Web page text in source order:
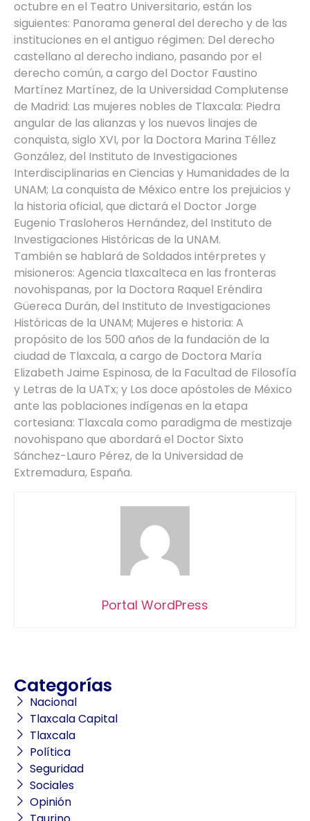
octubre en el Teatro Universitario, están los
siguientes: Panorama general del derecho y de las
instituciones en el antiguo régimen: Del derecho
castellano al derecho indiano, pasando por el
derecho común, a cargo del Doctor Faustino
Martínez Martínez, de la Universidad Complutense
de Madrid: Las mujeres nobles de Tlaxcala: Piedra
angular de las alianzas y los nuevos linajes de
conquista, siglo XVI, por la Doctora Marina Téllez
González, del Instituto de Investigaciones
Interdisciplinarias en Ciencias y Humanidades de la
UNAM; La conquista de México entre los prejuicios y
la historia oficial, que dictará el Doctor Jorge
Eugenio Trasloheros Hernández, del Instituto de
Investigaciones Históricas de la UNAM.
También se hablará de Soldados intérpretes y
misioneros: Agencia tlaxcalteca en las fronteras
novohispanas, por la Doctora Raquel Eréndira
Güereca Durán, del Instituto de Investigaciones
Históricas de la UNAM; Mujeres e historia: A
propósito de los 500 años de la fundación de la
ciudad de Tlaxcala, a cargo de Doctora María
Elizabeth Jaime Espinosa, de la Facultad de Filosofía
y Letras de la UATx; y Los doce apóstoles de México
ante las poblaciones indígenas en la etapa
cortesiana: Tlaxcala como paradigma de mestizaje
novohispano que abordará el Doctor Sixto
Sánchez-Lauro Pérez, de la Universidad de
Extremadura, España.
Portal WordPress
Categorías
Nacional
Tlaxcala Capital
Tlaxcala
Política
Seguridad
Sociales
Opinión